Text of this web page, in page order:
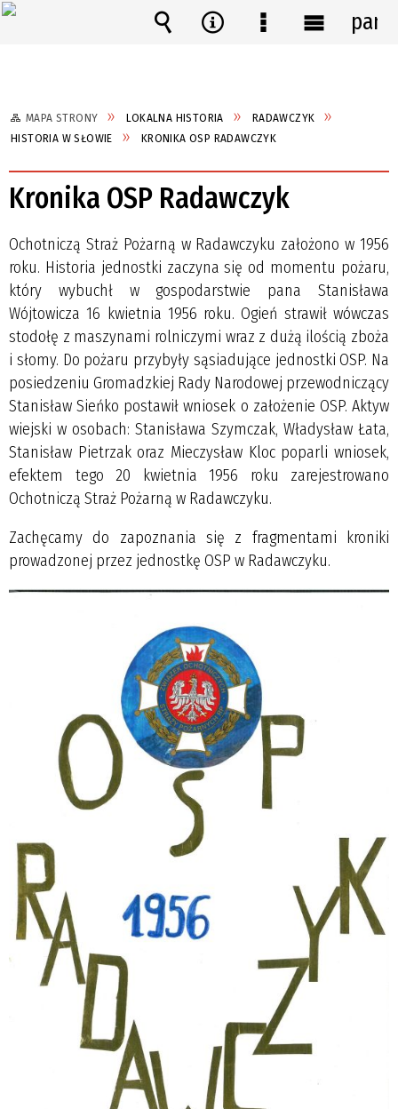
MAPA STRONY LOKALNA HISTORIA
RADAWCZYK
HISTORIA W SŁOWIE
KRONIKA OSP RADAWCZYK
Kronika OSP Radawczyk
Ochotniczą Straż Pożarną w Radawczyku założono w 1956
roku. Historia jednostki zaczyna się od momentu pożaru,
który wybuchł w gospodarstwie pana Stanisława
Wójtowicza 16 kwietnia 1956 roku. Ogień strawił wówczas
stodołę z maszynami rolniczymi wraz z dużą ilością zboża
i słomy. Do pożaru przybyły sąsiadujące jednostki OSP. Na
posiedzeniu Gromadzkiej Rady Narodowej przewodniczący
Stanisław Sieńko postawił wniosek o założenie OSP. Aktyw
wiejski w osobach: Stanisława Szymczak, Władysław Łata,
Stanisław Pietrzak oraz Mieczysław Kloc poparli wniosek,
efektem tego 20 kwietnia 1956 roku zarejestrowano
Ochotniczą Straż Pożarną w Radawczyku.
Zachęcamy do zapoznania się z fragmentami kroniki
prowadzonej przez jednostkę OSP w Radawczyku.